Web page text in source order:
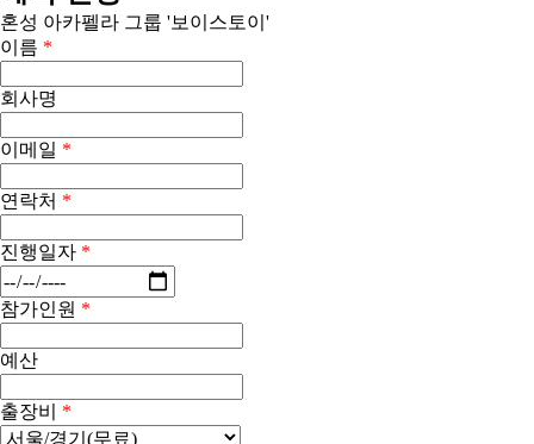
혼성 아카펠라 그룹 '보이스토이'
이름 *
회사명
이메일 *
연락처 *
진행일자 *
참가인원 *
예산
출장비 *